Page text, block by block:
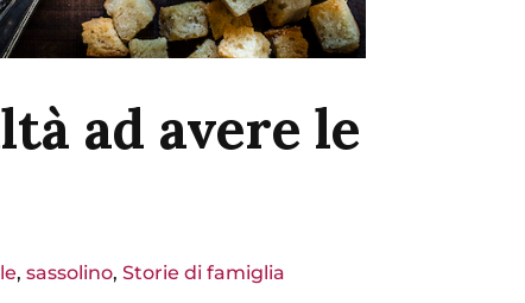
ad avere le
,sassolino,Storie di famiglia